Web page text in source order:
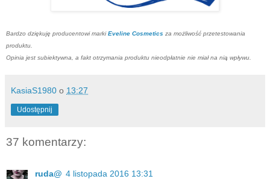
Bardzo dziękuję producentowi markiEveline Cosmetics za możliwość przetestowania
produktu.
Opinia jest subiektywna, a fakt otrzymania produktu nieodpłatnie nie miał na nią wpływu.
KasiaS1980 o 13:27
Udostępnij
37 komentarzy:
ruda@ 4 listopada 2016 13:31